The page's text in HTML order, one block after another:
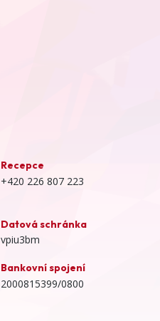
Recepce
+420 226 807 223
Datová schránka
vpiu3bm
Bankovní spojení
2000815399/0800